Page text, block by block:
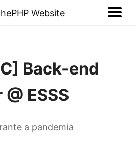
Website
Back-end
ESSS
a pandemia